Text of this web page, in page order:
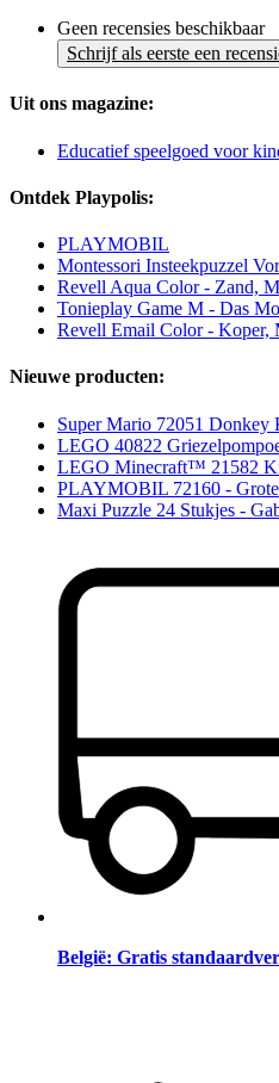
Geen recensies beschikbaar
Schrijf als eerste een
Uit ons magazine:
Educatief speelgoed voor
Ontdek Playpolis:
PLAYMOBIL
Montessori Insteekpuzzel
Revell Aqua Color - Zand,
Tonieplay Game M - Das
Revell Email Color - Koper,
Nieuwe producten:
Super Mario 72051
LEGO 40822
LEGO Minecraft™ 21582
PLAYMOBIL 72160 -
Maxi Puzzle 24 Stukjes -
België: Gratis